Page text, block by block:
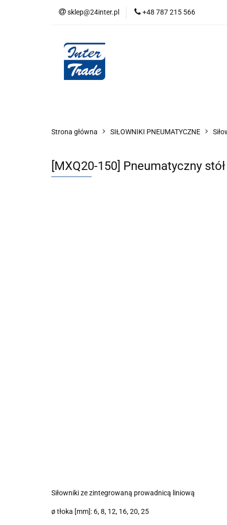
sklep@24inter.pl +48 787 215 566
AUDYT SPRĘŻONEGO POWIETRZA SERIA
AUDYT
Strona główna SIŁOWNIKI PNEUMATYCZNE
[MXQ20-150] Pneumatyczny
Siłowniki ze zintegrowaną prowadnicą liniową
ø tłoka [mm]: 6, 8, 12, 16, 20, 25